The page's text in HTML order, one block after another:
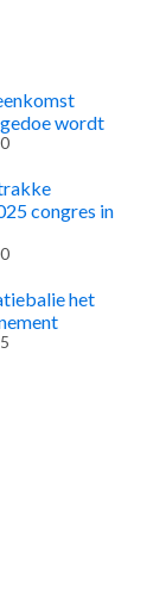
wordt
congres in
het